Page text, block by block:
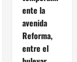
ente la
avenida
Reforma,
entre el